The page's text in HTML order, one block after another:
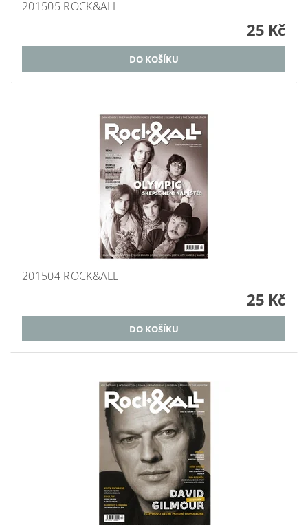
201505 ROCK&ALL
25 Kč
201504 ROCK&ALL
25 Kč